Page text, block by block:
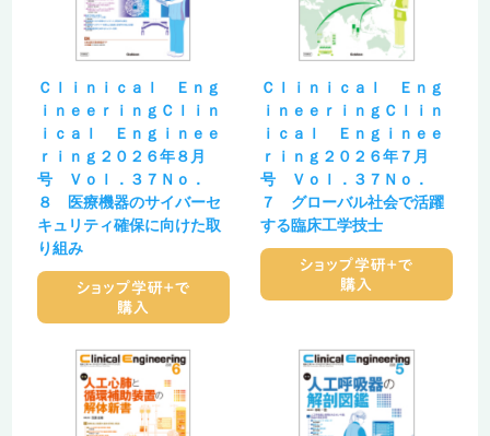
Ｃｌｉｎｉｃａｌ Ｅｎｇ
ｉｎｅｅｒｉｎｇＣｌｉｎ
ｉｃａｌ Ｅｎｇｉｎｅｅ
ｒｉｎｇ２０２６年８月
号 Ｖｏｌ．３７Ｎｏ．
８ 医療機器のサイバーセ
キュリティ確保に向けた取
り組み
Ｃｌｉｎｉｃａｌ Ｅｎｇ
ｉｎｅｅｒｉｎｇＣｌｉｎ
ｉｃａｌ Ｅｎｇｉｎｅｅ
ｒｉｎｇ２０２６年７月
号 Ｖｏｌ．３７Ｎｏ．
７ グローバル社会で活躍
する臨床工学技士